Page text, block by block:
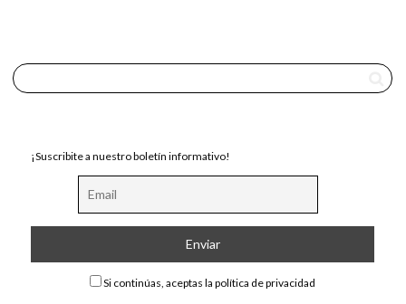
¡Suscribite a nuestro boletín informativo!
Si continúas, aceptas la política de privacidad